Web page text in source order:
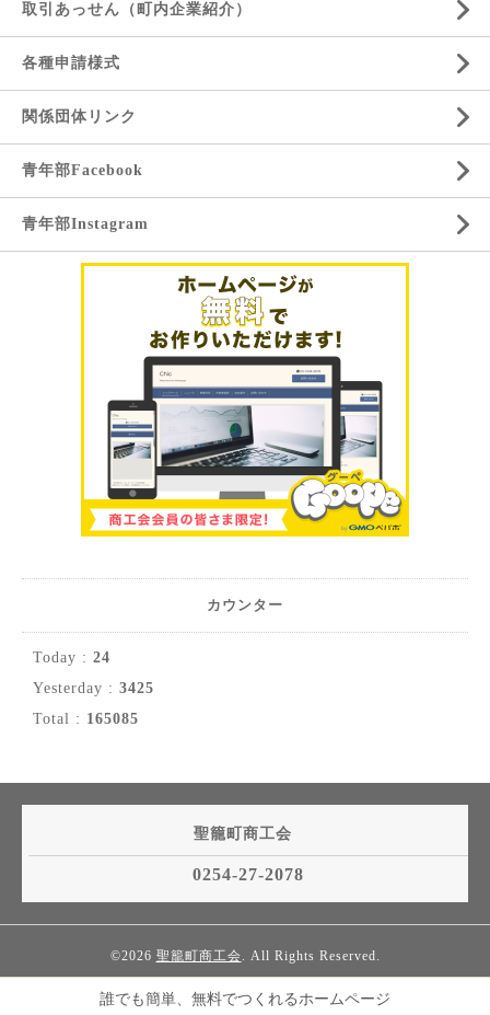
取引あっせん（町内企業紹介）
各種申請様式
関係団体リンク
青年部Facebook
青年部Instagram
カウンター
Today : 24
Yesterday : 3425
Total : 165085
聖籠町商工会
0254-27-2078
©2026 聖籠町商工会. All Rights Reserved.
誰でも簡単、無料でつくれるホームページ